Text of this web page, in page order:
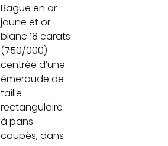
Bague en or
jaune et or
blanc 18 carats
(750/000)
centrée d’une
émeraude de
taille
rectangulaire
à pans
coupés, dans